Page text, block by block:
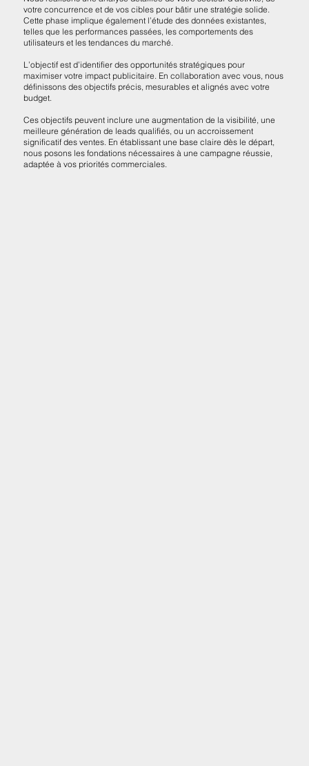
votre concurrence et de vos cibles pour bâtir une stratégie solide.
Cette phase implique également l’étude des données existantes,
telles que les performances passées, les comportements des
utilisateurs et les tendances du marché.
L’objectif est d’identifier des opportunités stratégiques pour
maximiser votre impact publicitaire. En collaboration avec vous, nous
définissons des objectifs précis, mesurables et alignés avec votre
budget.
Ces objectifs peuvent inclure une augmentation de la visibilité, une
meilleure génération de leads qualifiés, ou un accroissement
significatif des ventes. En établissant une base claire dès le départ,
nous posons les fondations nécessaires à une campagne réussie,
adaptée à vos priorités commerciales.